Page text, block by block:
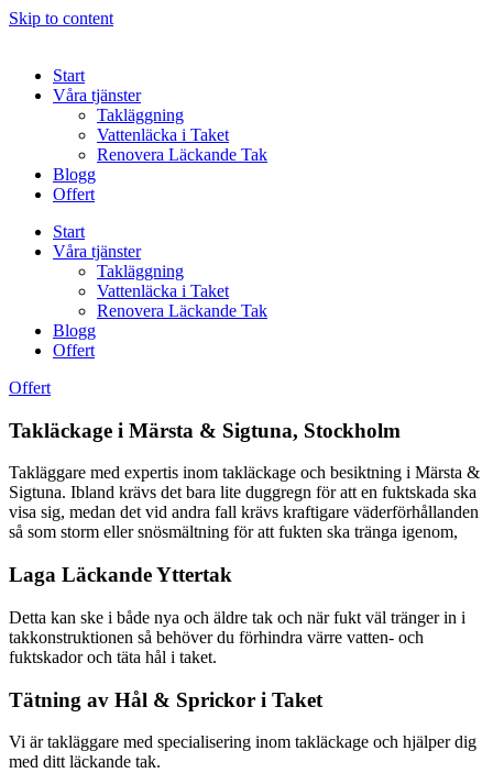
Skip to content
Start
Våra tjänster
Takläggning
Vattenläcka i Taket
Renovera Läckande Tak
Blogg
Offert
Start
Våra tjänster
Takläggning
Vattenläcka i Taket
Renovera Läckande Tak
Blogg
Offert
Offert
Takläckage i Märsta & Sigtuna, Stockholm
Takläggare med expertis inom takläckage och besiktning i Märsta &
Sigtuna. Ibland krävs det bara lite duggregn för att en fuktskada ska
visa sig, medan det vid andra fall krävs kraftigare väderförhållanden
så som storm eller snösmältning för att fukten ska tränga igenom,
Laga Läckande Yttertak
Detta kan ske i både nya och äldre tak och när fukt väl tränger in i
takkonstruktionen så behöver du förhindra värre vatten- och
fuktskador och täta hål i taket.
Tätning av Hål & Sprickor i Taket
Vi är takläggare med specialisering inom takläckage och hjälper dig
med ditt läckande tak.